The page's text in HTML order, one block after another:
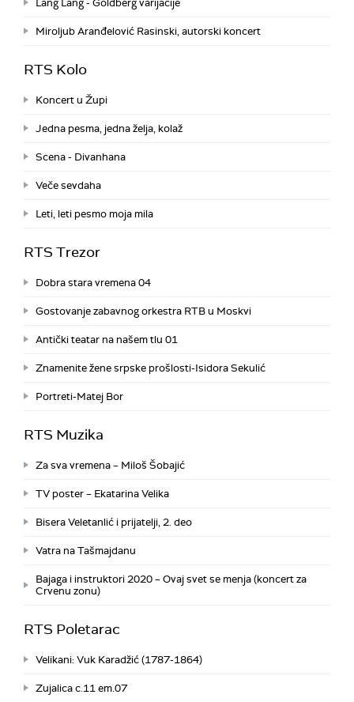
Miroljub Aranđelović Rasinski, autorski koncert
RTS Kolo
Koncert u Župi
Jedna pesma, jedna želja, kolaž
Scena - Divanhana
Veče sevdaha
Leti, leti pesmo moja mila
RTS Trezor
Dobra stara vremena 04
Gostovanje zabavnog orkestra RTB u Moskvi
Antički teatar na našem tlu 01
Znamenite žene srpske prošlosti-Isidora Sekulić
Portreti-Matej Bor
RTS Muzika
Za sva vremena – Miloš Šobajić
TV poster – Ekatarina Velika
Bisera Veletanlić i prijatelji, 2. deo
Vatra na Tašmajdanu
Bajaga i instruktori 2020 – Ovaj svet se menja (koncert za
Crvenu zonu)
RTS Poletarac
Velikani: Vuk Karadžić (1787-1864)
Zujalica c.11 em.07